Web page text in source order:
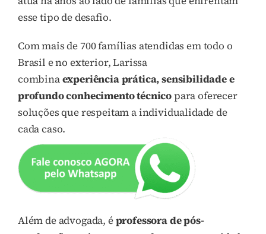
esse tipo de desafio.
Com mais de 700 famílias atendidas em todo o
Brasil e no exterior, Larissa
combinaexperiência prática, sensibilidade e
profundo conhecimento técnicopara oferecer
soluções que respeitam a individualidade de
cada caso.
Além de advogada, éprofessora de pós-